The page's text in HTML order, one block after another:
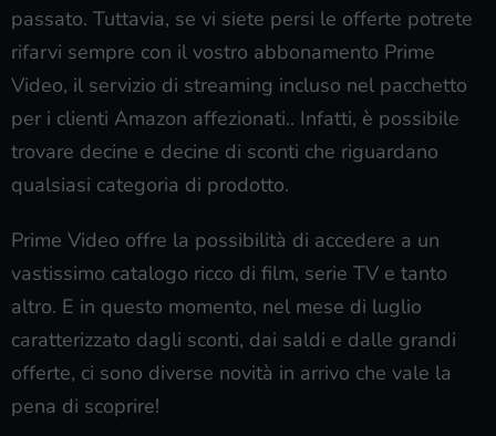
passato. Tuttavia, se vi siete persi le offerte potrete
rifarvi sempre con il vostro abbonamento Prime
Video, il servizio di streaming incluso nel pacchetto
per i clienti Amazon affezionati.. Infatti, è possibile
trovare decine e decine di sconti che riguardano
qualsiasi categoria di prodotto.
Prime Video offre la possibilità di accedere a un
vastissimo catalogo ricco di film, serie TV e tanto
altro. E in questo momento, nel mese di luglio
caratterizzato dagli sconti, dai saldi e dalle grandi
offerte, ci sono diverse novità in arrivo che vale la
pena di scoprire!